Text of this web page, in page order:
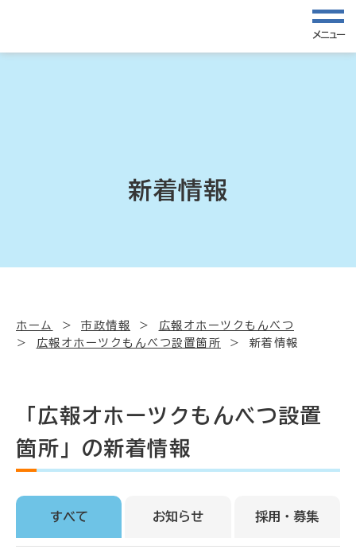
メニュー
新着情報
ホーム 市政情報
広報オホーツクもんべつ
広報オホーツクもんべつ設置箇所
新着情報
「広報オホーツクもんべつ設置
箇所」の新着情報
すべて お知らせ 採用・募集